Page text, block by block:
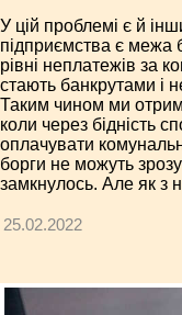
У цій проблемі є й
підприємства є межа
рівні неплатежів за
стають банкрутами і
Таким чином ми
коли через бідність
оплачувати
борги не можуть
замкнулось. Але як з
25.02.2022